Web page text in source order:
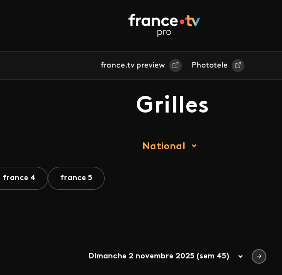
france.tv preview Phototele
Grilles
National
france 4 france 5
Dimanche 2 novembre 2025 (sem 45)